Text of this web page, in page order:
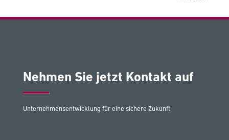
Nehmen Sie jetzt Kontakt auf
Unternehmensentwicklung für eine sichere Zukunft